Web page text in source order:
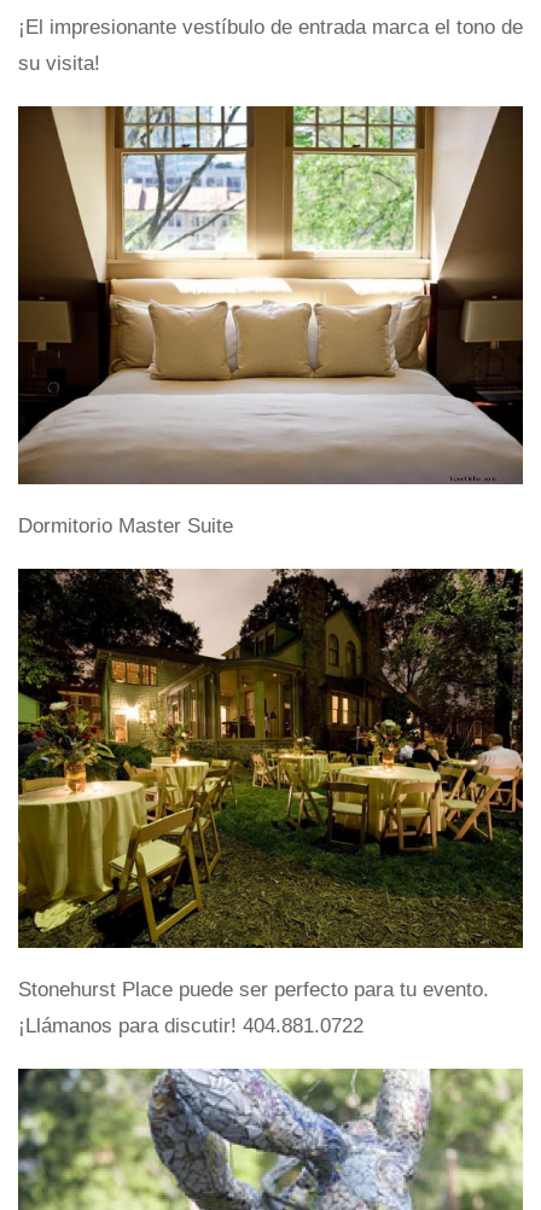
¡El impresionante vestíbulo de entrada marca el tono de
su visita!
Dormitorio Master Suite
Stonehurst Place puede ser perfecto para tu evento.
¡Llámanos para discutir! 404.881.0722